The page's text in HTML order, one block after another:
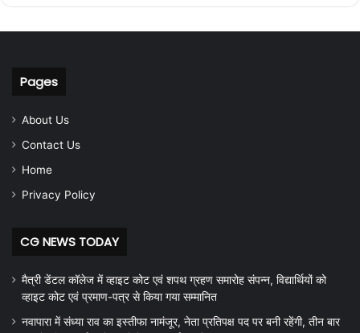
Pages
About Us
Contact Us
Home
Privacy Policy
CG NEWS TODAY
मैत्री डेंटल कॉलेज में व्हाइट कोट एवं शपथ ग्रहण समारोह संपन्न, विद्यार्थियों को
व्हाइट कोट एवं प्रमाण-पत्र से किया गया सम्मानित
नवापारा में संध्या राव का इस्तीफा नामंजूर, नेता प्रतिपक्ष पद पर बनी रहेंगी, तीन बार